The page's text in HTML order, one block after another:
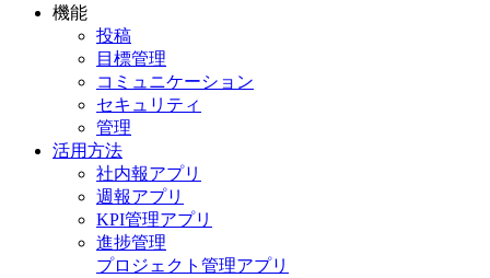
機能
投稿
目標管理
コミュニケーション
セキュリティ
管理
活用方法
社内報アプリ
週報アプリ
KPI管理アプリ
進捗管理
プロジェクト管理アプリ